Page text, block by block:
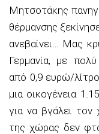
Μητσοτάκης
θέρμανσης
ανεβαίνει… Μας
Γερμανία, με
από 0,9 ευρώ/
μια οικογένεια
για να βγάλει
της χώρας δεν